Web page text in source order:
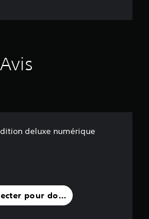
Avis
deluxe numérique
pour donner un avis